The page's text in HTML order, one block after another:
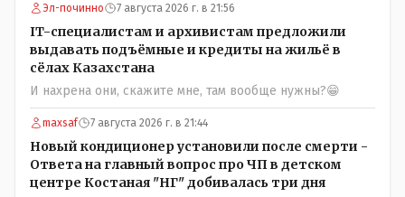
Эл-починно 7 августа 2026 г. в 21:56
IT-специалистам и архивистам предложили
выдавать подъёмные и кредиты на жильё в
сёлах Казахстана
И нахрена они, скажите мне, там вообще нужны?😁
maxsaf 7 августа 2026 г. в 21:44
Новый кондиционер установили после смерти -
Ответа на главный вопрос про ЧП в детском
центре Костаная "НГ" добивалась три дня